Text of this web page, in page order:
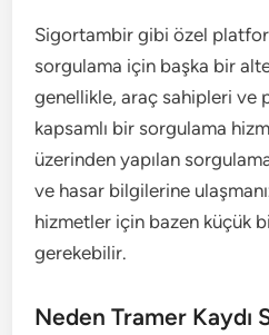
Sigortambir gibi özel
sorgulama için başka bir
genellikle, araç sahipleri ve
kapsamlı bir sorgulama
üzerinden yapılan
ve hasar bilgilerine
hizmetler için bazen küçük
gerekebilir.
Neden Tramer Kaydı